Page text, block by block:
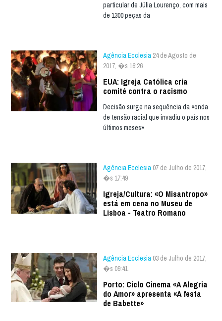
particular de Júlia Lourenço, com mais
de 1300 peças da
Agência Ecclesia 24 de Agosto de
2017, �s 16:26
EUA: Igreja Católica cria
comité contra o racismo
Decisão surge na sequência da «onda
de tensão racial que invadiu o país nos
últimos meses»
Agência Ecclesia 07 de Julho de 2017,
�s 17:49
Igreja/Cultura: «O Misantropo»
está em cena no Museu de
Lisboa - Teatro Romano
Agência Ecclesia 03 de Julho de 2017,
�s 09:41
Porto: Ciclo Cinema «A Alegria
do Amor» apresenta «A festa
de Babette»